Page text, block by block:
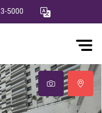
5000